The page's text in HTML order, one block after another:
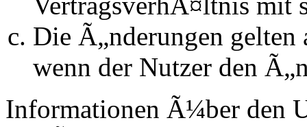
Die Ã„nderungen
wenn der Nutzer den
Informationen Ã¼ber den